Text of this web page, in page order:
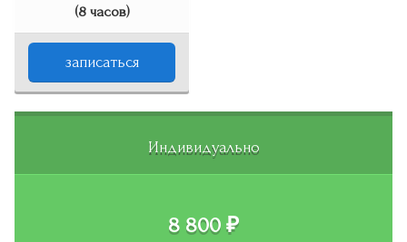
(8 часов)
записаться
Индивидуально
8 800 ₽